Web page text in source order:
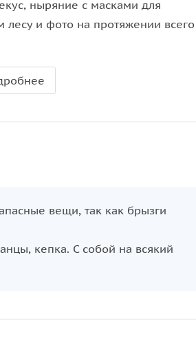
ныряние с масками для
лесу и фото на протяжении всего
вещи, так как брызги
кепка. С собой на всякий